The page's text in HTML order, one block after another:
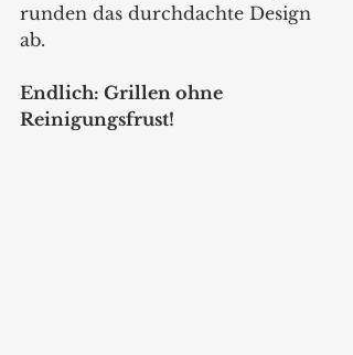
runden das durchdachte Design
ab.
Endlich: Grillen ohne
Reinigungsfrust!